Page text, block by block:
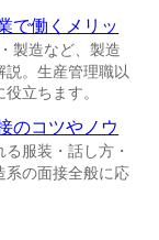
で働くメリッ
製造など、製造
。生産管理職以
立ちます。
のコツやノウ
服装・話し方・
系の面接全般に応